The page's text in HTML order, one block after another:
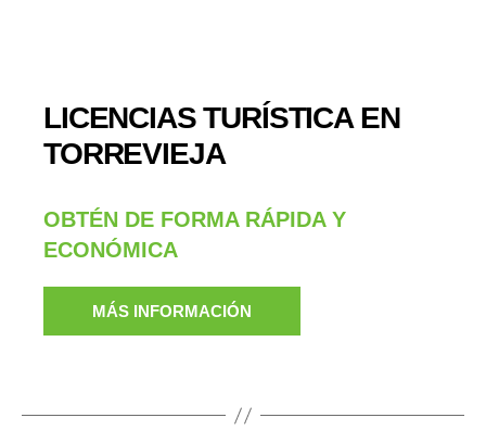
LICENCIAS TURÍSTICA EN
TORREVIEJA
OBTÉN DE FORMA RÁPIDA Y
ECONÓMICA
MÁS INFORMACIÓN